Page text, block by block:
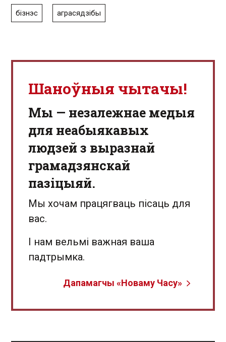
бізнэс аграсядзібы
Шаноўныя чытачы!
Мы — незалежнае медыя
для неабыякавых
людзей з выразнай
грамадзянскай
пазіцыяй.
Мы хочам працягваць пісаць для
вас.
І нам вельмі важная ваша
падтрымка.
Дапамагчы «Новаму Часу»